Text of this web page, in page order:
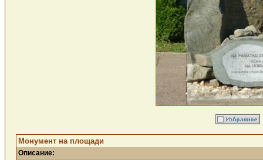
Монумент на площади
Описание: